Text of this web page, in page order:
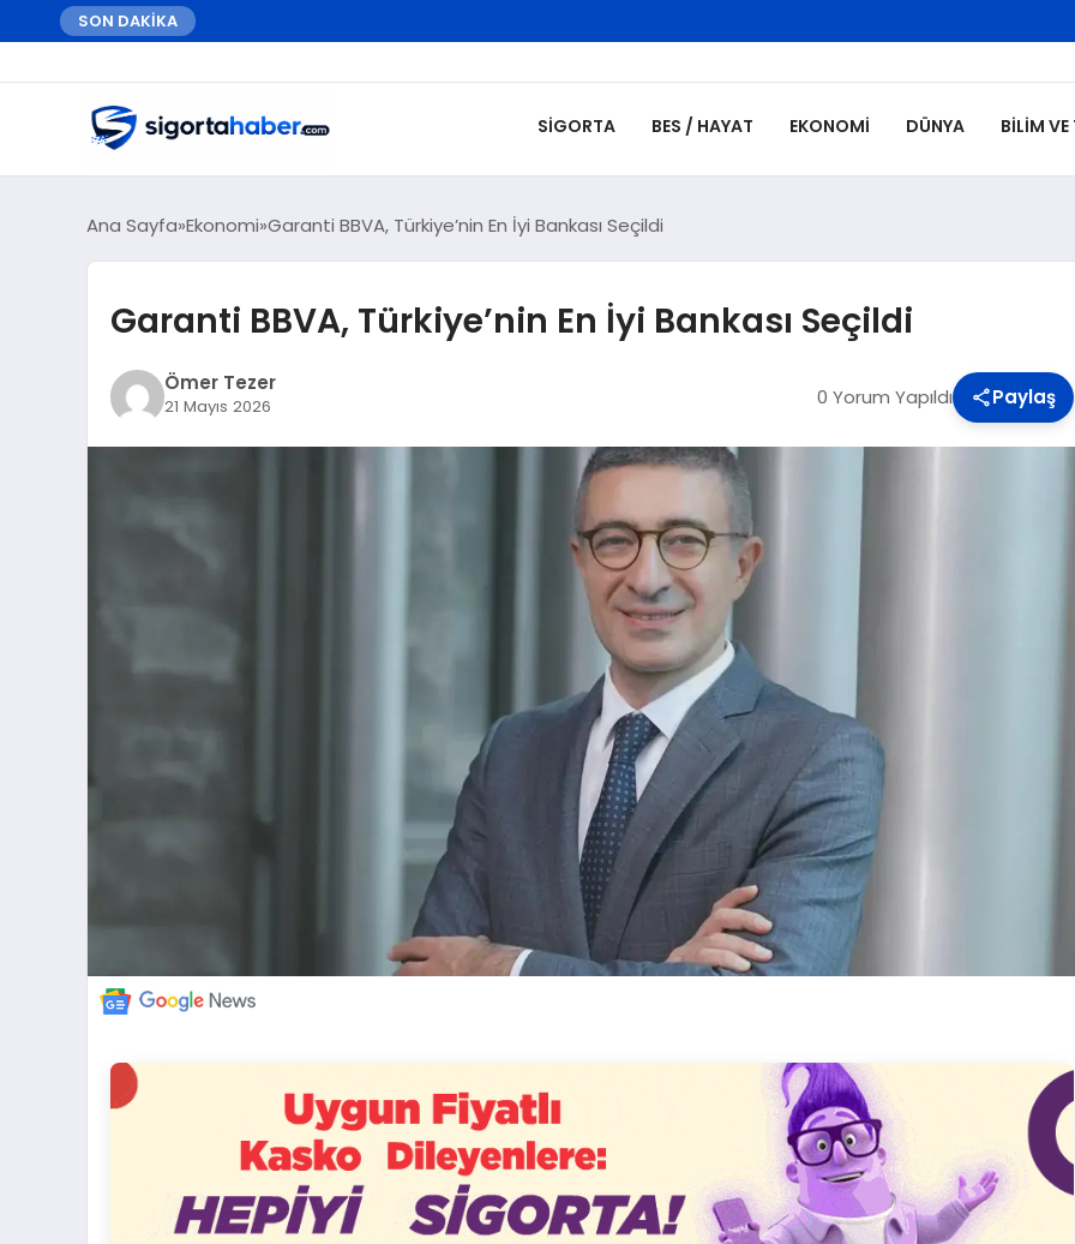
SON DAKİKA
SIGORTA BES / HAYAT EKONOMI DÜNYA BILIM
Ana Sayfa Ekonomi Garanti BBVA, Türkiye’nin En İyi Bankası Seçildi
Garanti BBVA, Türkiye’nin En İyi Bankası Seçildi
Ömer Tezer
21 Mayıs 2026 0 Yorum Yapıldı Paylaş